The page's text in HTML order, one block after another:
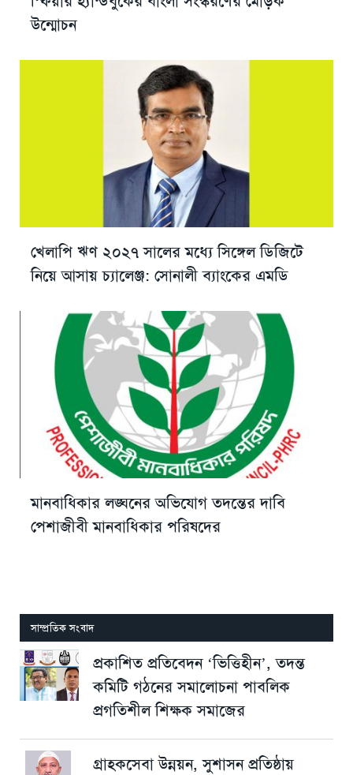
উন্মোচন
খেলাপি ঋণ ২০২৭ সালের মধ্যে সিঙ্গেল ডিজিটে
নিয়ে আসায় চ্যালেঞ্জ: সোনালী ব্যাংকের এমডি
মানবাধিকার লঙ্ঘনের অভিযোগ তদন্তের দাবি
পেশাজীবী মানবাধিকার পরিষদের
সাম্প্রতিক সংবাদ
প্রকাশিত প্রতিবেদন ‘ভিত্তিহীন’, তদন্ত
কমিটি গঠনের সমালোচনা পাবলিক
প্রগতিশীল শিক্ষক সমাজের
গ্রাহকসেবা উন্নয়ন, সুশাসন প্রতিষ্ঠায়